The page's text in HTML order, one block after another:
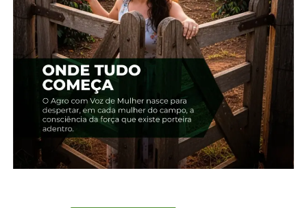
Informações da AEN
Compartilhe isso:
Facebook 18+
Relacionado